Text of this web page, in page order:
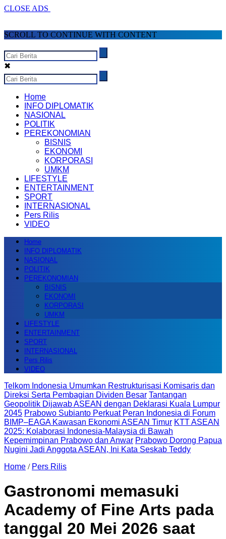
CLOSE ADS
SCROLL TO CONTINUE WITH CONTENT
✖
Home
INFO DIPLOMATIK
NASIONAL
POLITIK
PEREKONOMIAN
BISNIS
EKONOMI
KORPORASI
UMKM
LIFESTYLE
ENTERTAINMENT
SPORT
INTERNASIONAL
Pers Rilis
VIDEO
Home
INFO DIPLOMATIK
NASIONAL
POLITIK
PEREKONOMIAN
BISNIS
EKONOMI
KORPORASI
UMKM
LIFESTYLE
ENTERTAINMENT
SPORT
INTERNASIONAL
Pers Rilis
VIDEO
Telkom Indonesia Umumkan Restrukturisasi Komisaris dan
Direksi Serta Pembagian Dividen Besar Tantangan
Geopolitik Dijawab ASEAN dengan Deklarasi Kuala Lumpur
2045 Prabowo Subianto Perkuat Peran Indonesia di Forum
BIMP–EAGA Kawasan Ekonomi ASEAN Timur KTT ASEAN
2025: Kolaborasi Indonesia-Malaysia di Bawah
Kepemimpinan Prabowo dan Anwar Prabowo Dorong Papua
Nugini Jadi Anggota ASEAN, Ini Kata Seskab Teddy
Home / Pers Rilis
Gastronomi memasuki
Academy of Fine Arts pada
tanggal 20 Mei 2026 saat